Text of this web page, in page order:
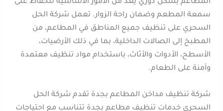
المطاعم بشكل دوري يعد من الأمور الأساسية للحفاظ على
سمعة المطعم وضمان راحة الزوار. تعمل شركة الحل
السحري على تنظيف جميع المناطق في المطاعم، من
المطبخ إلى الصالات الداخلية، بما في ذلك الأرضيات،
الأسطح، الأدوات والأثاث، باستخدام مواد تنظيف معتمدة
وآمنة على الطعام.
شركة تنظيف مداخن المطاعم بجدة تقدم شركة الحل
السحري خدمات تنظيف مطاعم بجدة تتناسب مع احتياجات